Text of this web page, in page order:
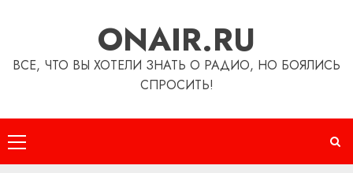
ONAIR.RU
ВСЕ, ЧТО ВЫ ХОТЕЛИ ЗНАТЬ О РАДИО, НО БОЯЛИСЬ
СПРОСИТЬ!
Основное
меню